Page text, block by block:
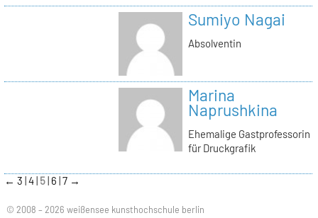
Sumiyo Nagai
Absolventin
Marina
Naprushkina
Ehemalige Gastprofessorin
für Druckgrafik
← 3 4 5 6 7 →
© 2008 – 2026 weißensee kunsthochschule berlin